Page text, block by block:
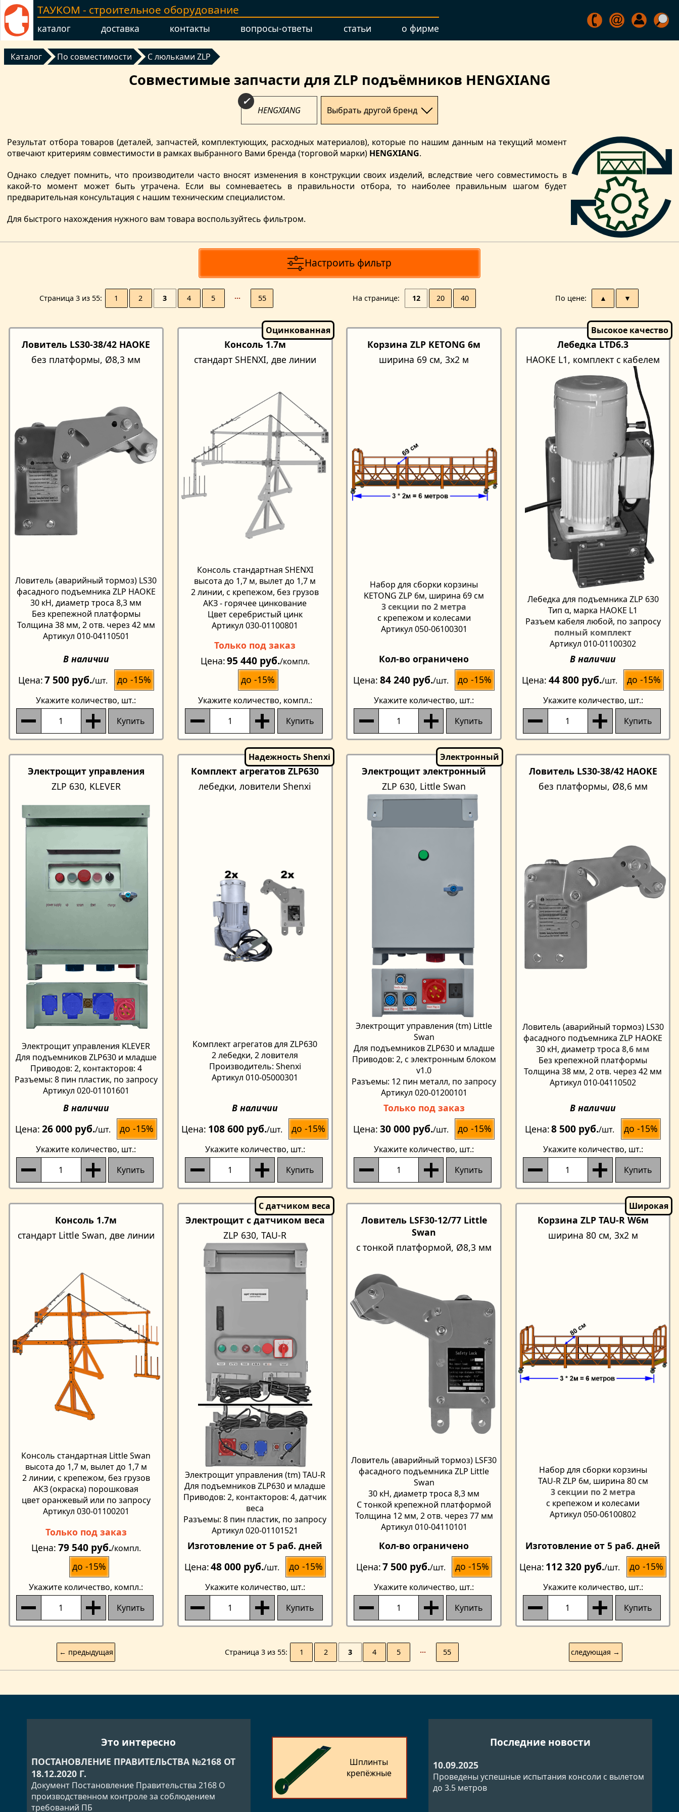
ТАУКОМ - строительное оборудование
каталог доставка контакты вопросы-ответы статьи о фирме
Каталог По совместимости С люльками ZLP
Совместимые запчасти для ZLP подъёмников HENGXIANG
HENGXIANG Выбрать другой бренд
Результат отбора товаров (деталей, запчастей, комплектующих, расходных материалов), которые по нашим данным на текущий момент
отвечают критериям совместимости в рамках выбранного Вами бренда (торговой марки) HENGXIANG.
Однако следует помнить, что производители часто вносят изменения в конструкции своих изделий, вследствие чего совместимость в
какой-то момент может быть утрачена. Если вы сомневаетесь в правильности отбора, то наиболее правильным шагом будет
предварительная консультация с нашим техническим специалистом.
Для быстрого нахождения нужного вам товара воспользуйтесь фильтром.
Настроить фильтр
Страницa 3 из 55 1 2 3 4 5 ··· 55 На странице 12 20 40 По цене ▲ ▼
Ловитель LS30-38/42 HAOKE
без платформы, Ø8,3 мм
Ловитель (аварийный тормоз) LS30
фасадного подъемника ZLP HAOKE
30 кН, диаметр троса 8,3 мм
Без крепежной платформы
Толщина 38 мм, 2 отв. через 42 мм
Артикул 010-04110501
В наличии
Цена 7 500 руб./шт. до -15%
Укажите количество, шт.:
Купить
Консоль 1.7м
стандарт SHENXI, две линии
Консоль стандартная SHENXI
высота до 1,7 м, вылет до 1,7 м
2 линии, с крепежом, без грузов
АКЗ - горячее цинкование
Цвет серебристый цинк
Артикул 030-01100801
Только под заказ
Цена 95 440 руб./компл.
до -15%
Укажите количество, компл.:
Купить
Корзина ZLP KETONG 6м
ширина 69 см, 3x2 м
Набор для сборки корзины
KETONG ZLP 6м, ширина 69 см
3 секции по 2 метра
с крепежом и колесами
Артикул 050-06100301
Кол-во ограничено
Цена 84 240 руб./шт. до -15%
Укажите количество, шт.:
Купить
Лебедка LTD6.3
HAOKE L1, комплект с кабелем
Лебедка для подъемника ZLP 630
Тип α, марка HAOKE L1
Разъем кабеля любой, по запросу
полный комплект
Артикул 010-01100302
В наличии
Цена 44 800 руб./шт. до -15%
Укажите количество, шт.:
Купить
Электрощит управления
ZLP 630, KLEVER
Электрощит управления KLEVER
Для подъемников ZLP630 и младше
Приводов: 2, контакторов: 4
Разъемы: 8 пин пластик, по запросу
Артикул 020-01101601
В наличии
Цена 26 000 руб./шт. до -15%
Укажите количество, шт.:
Купить
Комплект агрегатов ZLP630
лебедки, ловители Shenxi
Комплект агрегатов для ZLP630
2 лебедки, 2 ловителя
Производитель: Shenxi
Артикул 010-05000301
В наличии
Цена 108 600 руб./шт. до -15%
Укажите количество, шт.:
Купить
Электрощит электронный
ZLP 630, Little Swan
Электрощит управления (tm) Little
Swan
Для подъемников ZLP630 и младше
Приводов: 2, с электронным блоком
v1.0
Разъемы: 12 пин металл, по запросу
Артикул 020-01200101
Только под заказ
Цена 30 000 руб./шт. до -15%
Укажите количество, шт.:
Купить
Ловитель LS30-38/42 HAOKE
без платформы, Ø8,6 мм
Ловитель (аварийный тормоз) LS30
фасадного подъемника ZLP HAOKE
30 кН, диаметр троса8,6 мм
Без крепежной платформы
Толщина 38 мм, 2 отв. через 42 мм
Артикул 010-04110502
В наличии
Цена 8 500 руб./шт. до -15%
Укажите количество, шт.:
Купить
Консоль 1.7м
стандарт Little Swan, две линии
Консоль стандартная Little Swan
высота до 1,7 м, вылет до 1,7 м
2 линии, с крепежом, без грузов
АКЗ (окраска) порошковая
цвет оранжевый или по запросу
Артикул 030-01100201
Только под заказ
Цена 79 540 руб./компл.
до -15%
Укажите количество, компл.:
Купить
Электрощит с датчиком веса
ZLP 630, TAU-R
Электрощит управления (tm) TAU-R
Для подъемников ZLP630 и младше
Приводов: 2, контакторов: 4, датчик
веса
Разъемы: 8 пин пластик, по запросу
Артикул 020-01101521
Изготовление от 5 раб. дней
Цена 48 000 руб./шт. до -15%
Укажите количество, шт.:
Купить
Ловитель LSF30-12/77 Little
Swan
с тонкой платформой, Ø8,3 мм
Ловитель (аварийный тормоз) LSF30
фасадного подъемника ZLP Little
Swan
30 кН, диаметр троса 8,3 мм
С тонкой крепежной платформой
Толщина 12 мм, 2 отв. через 77 мм
Артикул 010-04110101
Кол-во ограничено
Цена 7 500 руб./шт. до -15%
Укажите количество, шт.:
Купить
Корзина ZLP TAU-R W6м
ширина 80 см, 3x2 м
Набор для сборки корзины
TAU-R ZLP 6м, ширина 80 см
3 секции по 2 метра
с крепежом и колесами
Артикул 050-06100802
Изготовление от 5 раб. дней
Цена 112 320 руб./шт. до -15%
Укажите количество, шт.:
Купить
← предыдущая Страницa 3 из 55 1 2 3 4 5 ··· 55 следующая →
Это интересно
ПОСТАНОВЛЕНИЕ ПРАВИТЕЛЬСТВА №2168 ОТ
18.12.2020 Г.
Документ Постановление Правительства 2168 О
производственном контроле за соблюдением
требований ПБ
Шплинты
крепёжные
Последние новости
10.09.2025
Проведены успешные испытания консоли с вылетом
до 3.5 метров